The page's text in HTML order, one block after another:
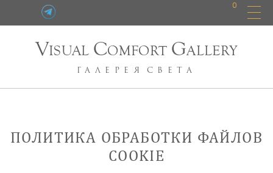
0
VISUAL COMFORT GALLERY
ГАЛЕРЕЯ СВЕТА
ПОЛИТИКА ОБРАБОТКИ ФАЙЛОВ
COOKIE